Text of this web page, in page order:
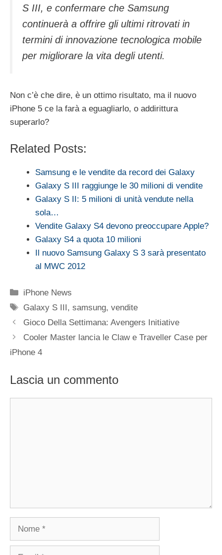
S III, e confermare che Samsung
continuerà a offrire gli ultimi ritrovati in
termini di innovazione tecnologica mobile
per migliorare la vita degli utenti.
Non c’è che dire, è un ottimo risultato, ma il nuovo
iPhone 5 ce la farà a eguagliarlo, o addirittura
superarlo?
Related Posts:
Samsung e le vendite da record dei Galaxy
Galaxy S III raggiunge le 30 milioni di vendite
Galaxy S II: 5 milioni di unità vendute nella
sola…
Vendite Galaxy S4 devono preoccupare Apple?
Galaxy S4 a quota 10 milioni
Il nuovo Samsung Galaxy S 3 sarà presentato
al MWC 2012
Categorie
iPhone News
Tag
Galaxy S III ,samsung,vendite
Gioco Della Settimana: Avengers Initiative
Cooler Master lancia le Claw e Traveller Case per
iPhone 4
Lascia un commento